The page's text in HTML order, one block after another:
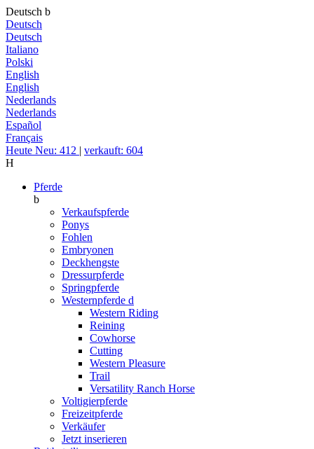
Deutsch b
Deutsch
Deutsch
Italiano
Polski
English
English
Nederlands
Nederlands
Español
Français
Heute Neu: 412 | verkauft: 604
H
Pferde
b
Verkaufspferde
Ponys
Fohlen
Embryonen
Deckhengste
Dressurpferde
Springpferde
Westernpferde d
Western Riding
Reining
Cowhorse
Cutting
Western Pleasure
Trail
Versatility Ranch Horse
Voltigierpferde
Freizeitpferde
Verkäufer
Jetzt inserieren